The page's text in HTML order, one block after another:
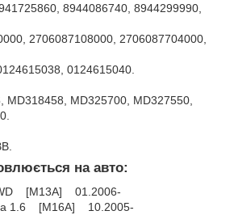
8944086740, 8944299990,
2706087108000, 2706087704000,
0124615040.
MD318458, MD325700, MD327550,
на авто:
[M13A] 01.2006-
1.6 [M16A] 10.2005-